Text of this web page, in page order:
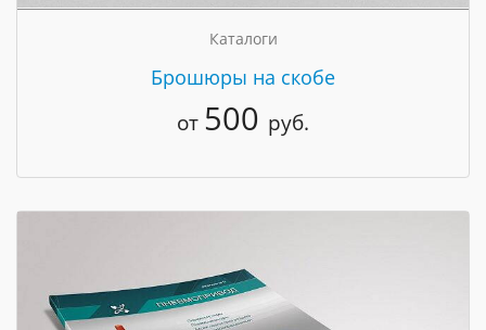
Каталоги
Брошюры на скобе
от 500 руб.